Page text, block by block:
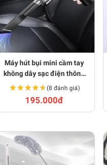
Máy hút bụi mini cầm tay
không dây sạc điện thông
minh E158
★★★★★
★★★★★(8 đánh giá)
195.000đ